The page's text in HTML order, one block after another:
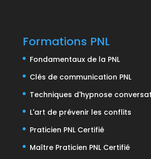
Formations PNL
Fondamentaux de la PNL
Clés de communication PNL
Techniques d'hypnose
L'art de prévenir les conflits
Praticien PNL Certifié
Maître Praticien PNL Certifié